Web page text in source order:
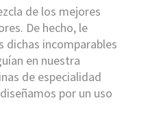
de los mejores
De hecho, le
dichas incomparables
en nuestra
de especialidad
por un uso